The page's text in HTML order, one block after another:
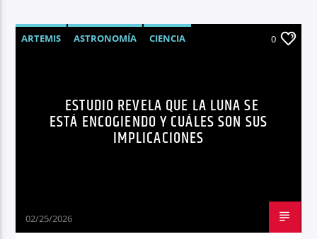
ARTEMIS ASTRONOMÍA
CIENCIA
0
ESTUDIO REVELA QUE LA LUNA SE
ESTÁ ENCOGIENDO Y CUÁLES SON SUS
IMPLICACIONES
02/25/2026